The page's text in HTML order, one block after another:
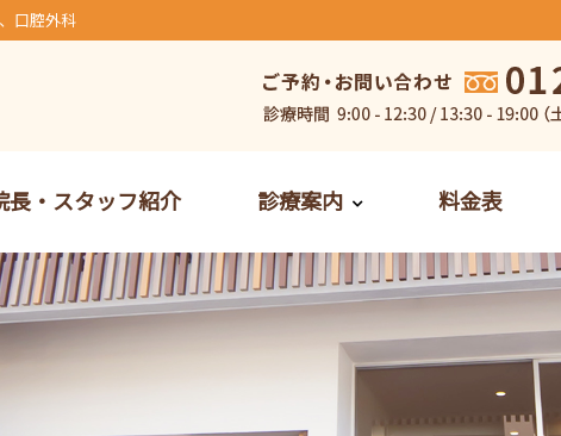
口腔外科
長・スタッフ紹介 診療案内 料金表